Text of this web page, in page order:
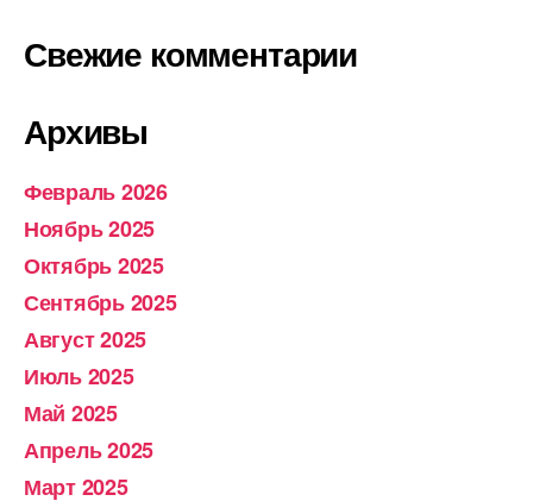
Свежие комментарии
Архивы
Февраль 2026
Ноябрь 2025
Октябрь 2025
Сентябрь 2025
Август 2025
Июль 2025
Май 2025
Апрель 2025
Март 2025